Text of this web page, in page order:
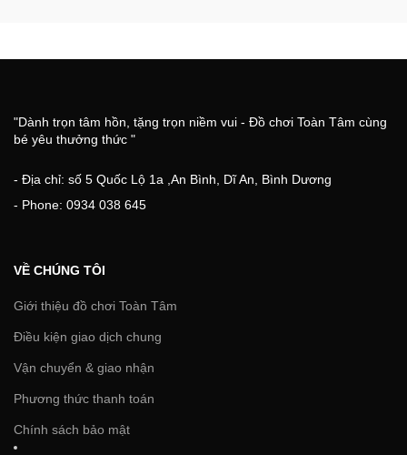
"Dành trọn tâm hồn, tặng trọn niềm vui - Đồ chơi Toàn Tâm cùng
bé yêu thưởng thức "
- Địa chỉ: số 5 Quốc Lộ 1a ,An Bình, Dĩ An, Bình Dương
- Phone: 0934 038 645
VỀ CHÚNG TÔI
Giới thiệu đồ chơi Toàn Tâm
Điều kiện giao dịch chung
Vận chuyển & giao nhận
Phương thức thanh toán
Chính sách bảo mật